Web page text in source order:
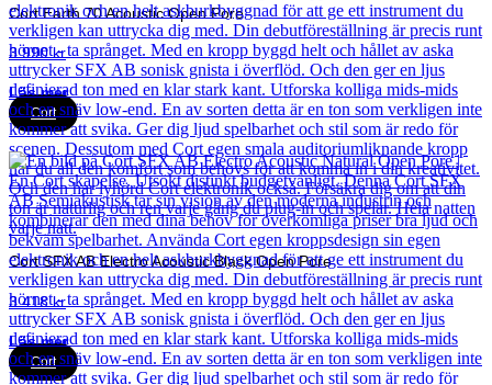
Cort Earth 70 Acoustic Open Pore
3 990kr
Läs mer
Cort
Cort SFX AB Electro Acoustic Black Open Pore
3 418kr
Läs mer
Cort